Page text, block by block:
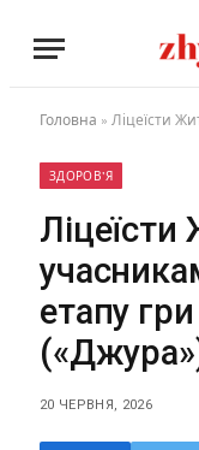
Головна » Ліцеїсти
ЗДОРОВ'Я
етапу
20 ЧЕРВНЯ, 2026